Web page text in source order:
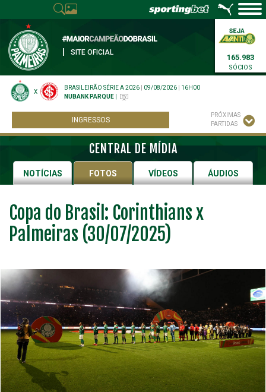
SITE OFICIAL
165.983
SÓCIOS
X
BRASILEIRÃO SÉRIE A 2026 09/08/2026
16H00
NUBANK PARQUE
INGRESSOS
PRÓXIMAS
PARTIDAS
CENTRAL DE MÍDIA
NOTÍCIAS FOTOS VÍDEOS ÁUDIOS
Copa do Brasil: Corinthians x
Palmeiras (30/07/2025)